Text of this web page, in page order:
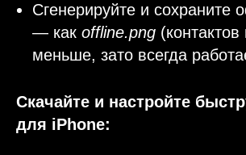
Сгенерируйте и сохраните
— как offline.png
меньше, зато всегда
Скачайте и настройте
для iPhone: